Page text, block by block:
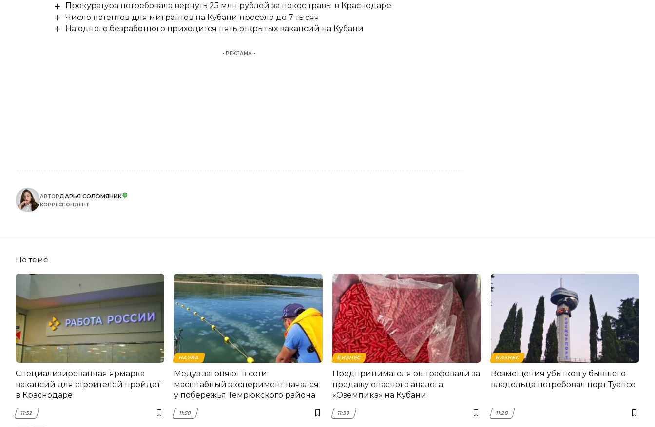
Прокуратура потребовала вернуть 25 млн рублей за покос травы в Краснодаре
Число патентов для мигрантов на Кубани просело до 7 тысяч
На одного безработного приходится пять открытых вакансий на Кубани
- РЕКЛАМА -
АВТОРДАРЬЯ СОЛОМЯНИК
КОРРЕСПОНДЕНТ
По теме
Специализированная ярмарка
вакансий для строителей пройдет
в Краснодаре
11:52
НАУКА
Медуз загоняют в сети:
масштабный эксперимент начался
у побережья Темрюкского района
11:50
БИЗНЕС
Предпринимателя оштрафовали за
продажу опасного аналога
«Оземпика» на Кубани
11:39
БИЗНЕС
Возмещения убытков у бывшего
владельца потребовал порт Туапсе
11:28